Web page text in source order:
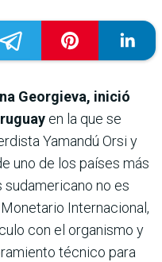
Georgieva, inició
en la que se
Yamandú Orsi y
uno de los países más
no es
Internacional,
con el organismo y
técnico para